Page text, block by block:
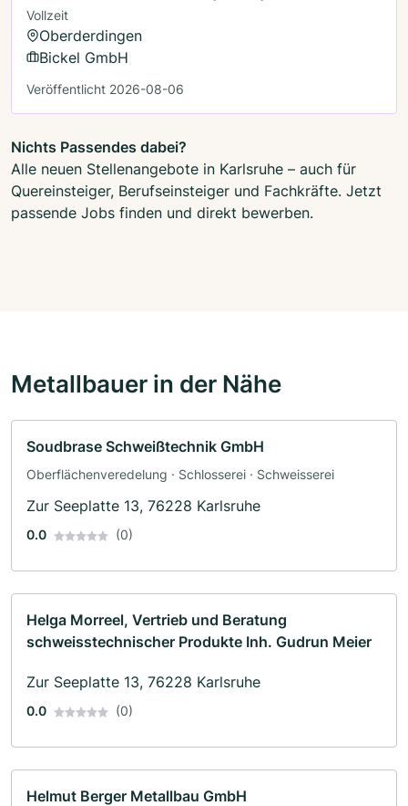
Vollzeit
Oberderdingen
Bickel GmbH
Veröffentlicht 2026-08-06
Nichts Passendes dabei?
Alle neuen Stellenangebote in Karlsruhe – auch für
Quereinsteiger, Berufseinsteiger und Fachkräfte. Jetzt
passende Jobs finden und direkt bewerben.
Metallbauer in der Nähe
Soudbrase Schweißtechnik GmbH
Oberflächenveredelung · Schlosserei · Schweisserei
Zur Seeplatte 13, 76228 Karlsruhe
0.0 (0)
Helga Morreel, Vertrieb und Beratung
schweisstechnischer Produkte Inh. Gudrun Meier
Zur Seeplatte 13, 76228 Karlsruhe
0.0 (0)
Helmut Berger Metallbau GmbH